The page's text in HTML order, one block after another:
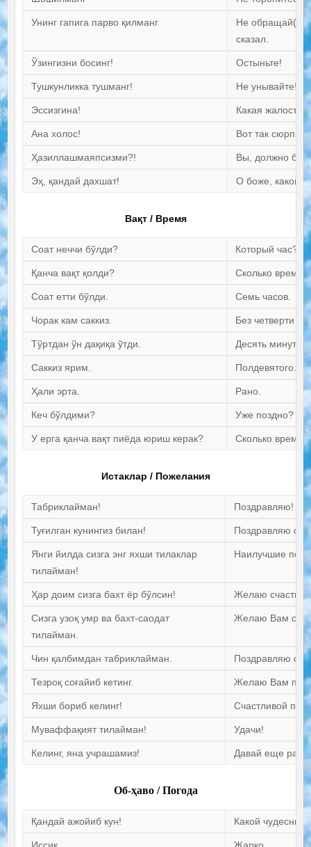
Унинг гапига парво қилманг
Не обращай(те)
сказал.
Ўзингизни босинг! Остыньте!
Тушкунликка тушманг! Не унывайте!
Эссизгина! Какая жалость!
Ана холос! Вот так
Ҳазиллашмаяпсизми?! Вы, должно
Эҳ, қандай дахшат! О боже, какой
Вақт / Время
Соат неччи бўлди? Который час?
Қанча вақт қолди? Сколько
Соат етти бўлди. Семь часов.
Чорак кам саккиз. Без четверти
Тўртдан ўн дақиқа ўтди. Десять минут
Саккиз ярим. Полдевятого.
Ҳали эрта. Рано.
Кеч бўлдими? Уже поздно?
У ерга қанча вақт пиёда юриш керак? Сколько
Истаклар / Пожелания
Табриклайман! Поздравляю!
Туғилган кунингиз билан! Поздравляю с
Янги йилда сизга энг яхши тилаклар
тилайман!
Наилучшие
Ҳар доим сизга бахт ёр бўлсин! Желаю счастья
Сизга узоқ умр ва бахт-саодат
тилайман.
Желаю Вам
Чин қалбимдан табриклайман. Поздравляю от
Тезроқ соғайиб кетинг. Желаю Вам
Яхши бориб келинг! Счастливой
Муваффақият тилайман! Удачи!
Келинг, яна учрашамиз! Давай еще раз
Об-ҳаво / Погода
Қандай ажойиб кун! Какой чудесный